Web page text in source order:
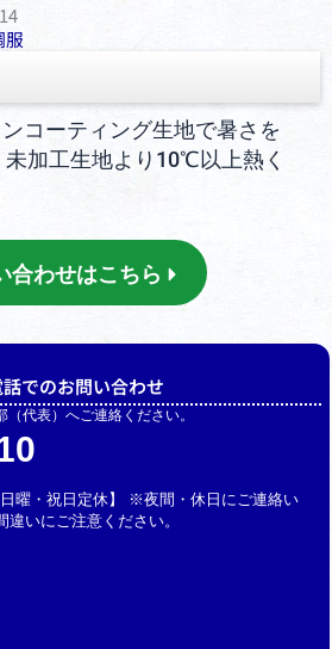
服
コーティング生地で暑さを
未加工生地より10℃以上熱く
合わせはこちら
でのお問い合わせ
（代表）へご連絡ください。
曜・祝日定休】 ※夜間・休日にご連絡い
いにご注意ください。